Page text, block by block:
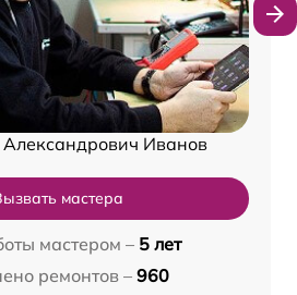
Александрович Иванов
мастера
мастером – 5 лет
ремонтов – 960